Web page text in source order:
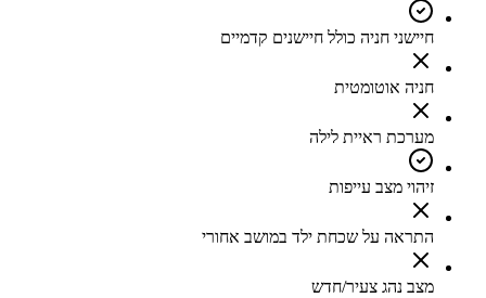
חיישני חניה כולל חיישנים קדמיים
חניה אוטומטית
מערכת ראיית לילה
זיהוי מצב עייפות
התראה על שכחת ילד במושב אחורי
מצב נהג צעיר/חדש